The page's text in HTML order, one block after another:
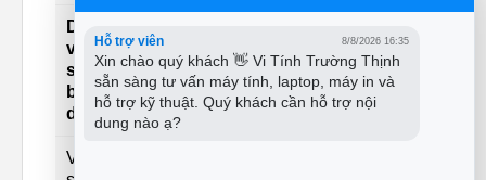
Dịch
vụ vệ
sinh,
bảo
dưỡng
Vệ
Hỗ trợ viên 8/8/2026 16:35
Xin chào quý khách 👋 Vi Tính Trường Thịnh
sẵn sàng tư vấn máy tính, laptop, máy in và
hỗ trợ kỹ thuật. Quý khách cần hỗ trợ nội
dung nào ạ?